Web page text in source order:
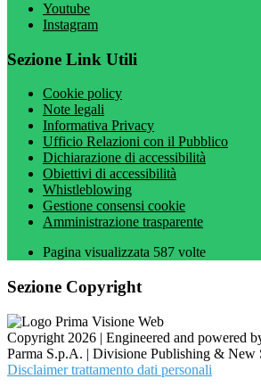
Youtube
Instagram
Sezione Link Utili
Cookie policy
Note legali
Informativa Privacy
Ufficio Relazioni con il Pubblico
Dichiarazione di accessibilità
Obiettivi di accessibilità
Whistleblowing
Gestione consensi cookie
Amministrazione trasparente
Pagina visualizzata 587 volte
Sezione Copyright
Copyright 2026 | Engineered and powered
Parma S.p.A. | Divisione Publishing & New
Disclaimer trattamento dati personali